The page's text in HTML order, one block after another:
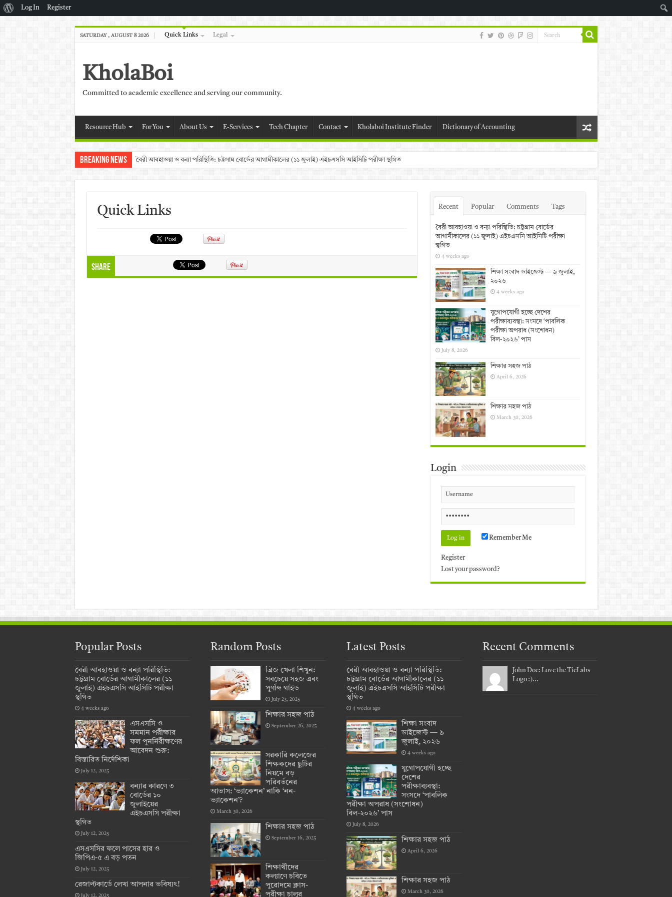
SATURDAY , AUGUST 8 2026 Quick Links Legal
KholaBoi
Committed to academic excellence and serving our community.
Resource Hub For You About Us E-Services Tech Chapter Contact Kholaboi Institute Finder Dictionary of Accounting
Breaking News বৈরী আবহাওয়া ও বন্যা পরিস্থিতি: চট্টগ্রাম বোর্ডের আগামীকালের (১১ জুলাই) এইচএসসি আইসিটি পরীক্ষা স্থগিত
Quick Links
Share
Recent Popular Comments Tags
বৈরী আবহাওয়া ও বন্যা পরিস্থিতি: চট্টগ্রাম বোর্ডের
আগামীকালের (১১ জুলাই) এইচএসসি আইসিটি পরীক্ষা
স্থগিত
4 weeks ago
শিক্ষা সংবাদ ডাইজেস্ট — ৯ জুলাই,
২০২৬
4 weeks ago
যুগোপযোগী হচ্ছে দেশের
পরীক্ষাব্যবস্থা: সংসদে ‘পাবলিক
পরীক্ষা অপরাধ (সংশোধন)
বিল-২০২৬’ পাস
July 8, 2026
শিক্ষার সহজ পাঠ
April 6, 2026
শিক্ষার সহজ পাঠ
March 30, 2026
Login
Remember Me
Register
Lost your password?
Popular Posts
বৈরী আবহাওয়া ও বন্যা পরিস্থিতি:
চট্টগ্রাম বোর্ডের আগামীকালের (১১
জুলাই) এইচএসসি আইসিটি পরীক্ষা
স্থগিত
4 weeks ago
এসএসসি ও
সমমান পরীক্ষার
ফল পুনর্নিরীক্ষণের
আবেদন শুরু:
বিস্তারিত নির্দেশিকা
July 12, 2025
বন্যার কারণে ৩
বোর্ডের ১০
জুলাইয়ের
এইচএসসি পরীক্ষা
স্থগিত
July 12, 2025
এসএসসির ফলে পাসের হার ও
জিপিএ-৫ এ বড় পতন
July 12, 2025
রেজাল্টকার্ডে লেখা আপনার ভবিষ্যৎ!
July 12, 2025
Random Posts
ব্রিজ খেলা শিখুন:
সবচেয়ে সহজ এবং
পূর্ণাঙ্গ গাইড
July 23, 2025
শিক্ষার সহজ পাঠ
September 26, 2025
সরকারি কলেজের
শিক্ষকদের ছুটির
নিয়মে বড়
পরিবর্তনের
আভাস: ‘ভ্যাকেশন’ নাকি ‘নন-
ভ্যাকেশন’?
March 30, 2026
শিক্ষার সহজ পাঠ
September 16, 2025
শিক্ষার্থীদের
কল্যাণে চবিতে
পুরোদমে ক্লাস-
পরীক্ষা চালুর
Latest Posts
বৈরী আবহাওয়া ও বন্যা পরিস্থিতি:
চট্টগ্রাম বোর্ডের আগামীকালের (১১
জুলাই) এইচএসসি আইসিটি পরীক্ষা
স্থগিত
4 weeks ago
শিক্ষা সংবাদ
ডাইজেস্ট — ৯
জুলাই, ২০২৬
4 weeks ago
যুগোপযোগী হচ্ছে
দেশের
পরীক্ষাব্যবস্থা:
সংসদে ‘পাবলিক
পরীক্ষা অপরাধ (সংশোধন)
বিল-২০২৬’ পাস
July 8, 2026
শিক্ষার সহজ পাঠ
April 6, 2026
শিক্ষার সহজ পাঠ
March 30, 2026
Recent Comments
John Doe: Love the TieLabs
Logo :)...
About
Log In Register